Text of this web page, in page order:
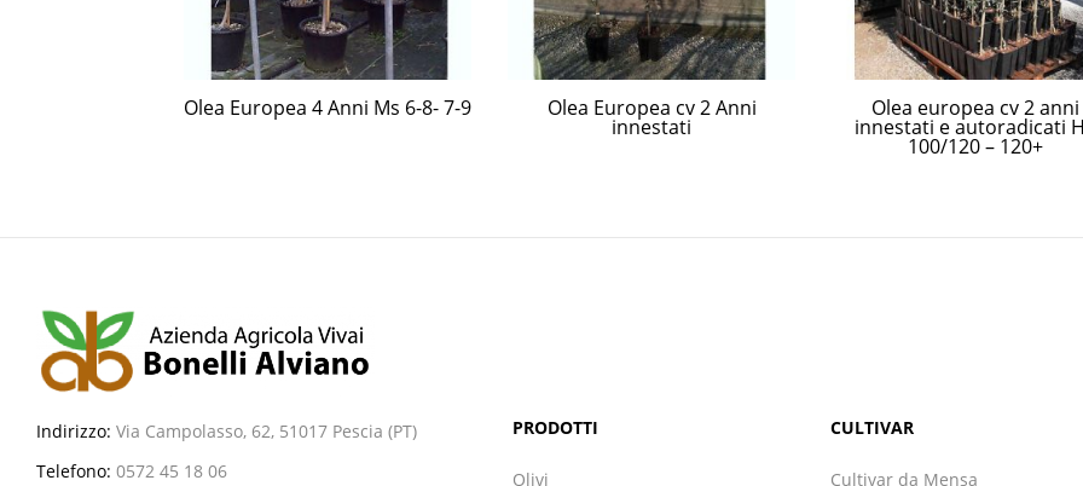
Olea Europea 4 Anni Ms 6-8- 7-9 Olea Europea cv 2 Anni
innestati
Olea europea cv 2 anni
innestati e autoradicati
100/120 – 120+
Indirizzo: Via Campolasso, 62, 51017 Pescia (PT)
Telefono: 0572 45 18 06
PRODOTTI
Olivi
CULTIVAR
Cultivar da Mensa